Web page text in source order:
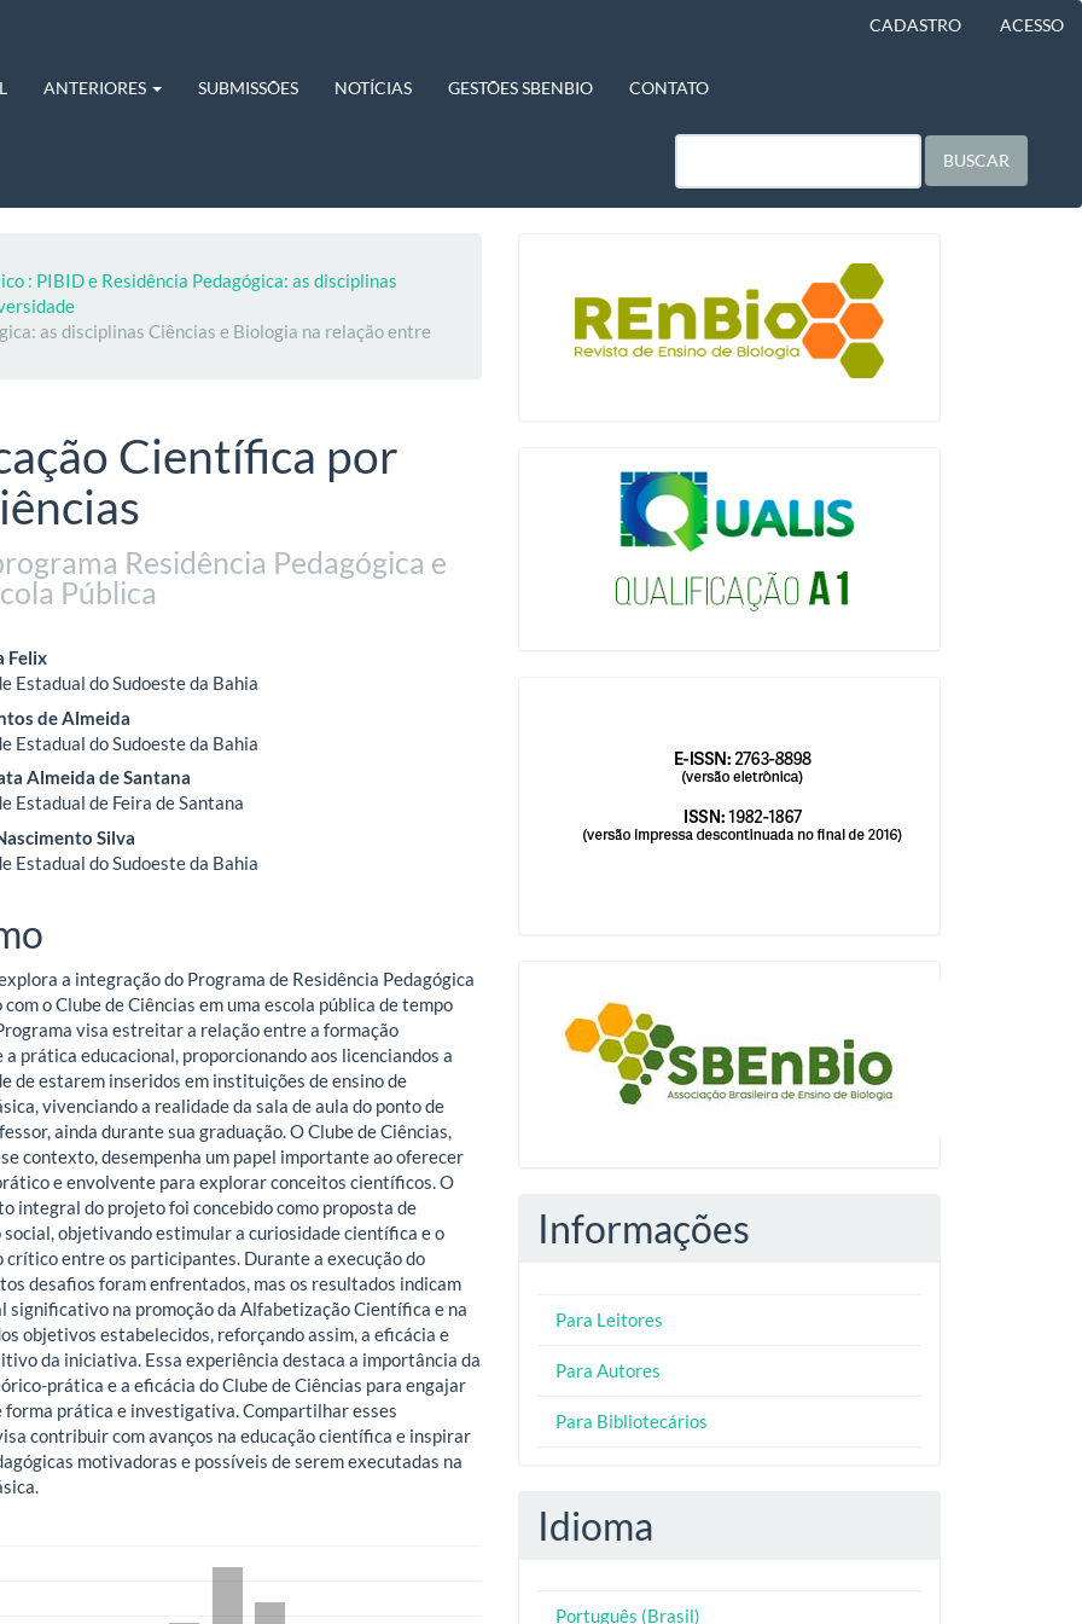
CADASTRO ACESSO
ANTERIORES SUBMISSÕES NOTÍCIAS GESTÕES SBENBIO CONTATO
BUSCAR
: PIBID e Residência Pedagógica: as disciplinas
as disciplinas Ciências e Biologia na relação entre
Científica por
Residência Pedagógica e
Pública
Felix
Estadual do Sudoeste da Bahia
de Almeida
Estadual do Sudoeste da Bahia
Almeida de Santana
Estadual de Feira de Santana
Silva
Estadual do Sudoeste da Bahia
a integração do Programa de Residência Pedagógica
o Clube de Ciências em uma escola pública de tempo
visa estreitar a relação entre a formação
a prática educacional, proporcionando aos licenciandos a
de estarem inseridos em instituições de ensino de
vivenciando a realidade da sala de aula do ponto de
ainda durante sua graduação. O Clube de Ciências,
contexto, desempenha um papel importante ao oferecer
e envolvente para explorar conceitos científicos. O
integral do projeto foi concebido como proposta de
objetivando estimular a curiosidade científica e o
crítico entre os participantes. Durante a execução do
desafios foram enfrentados, mas os resultados indicam
significativo na promoção da Alfabetização Científica e na
objetivos estabelecidos, reforçando assim, a eficácia e
da iniciativa. Essa experiência destaca a importância da
prática e a eficácia do Clube de Ciências para engajar
forma prática e investigativa. Compartilhar esses
contribuir com avanços na educação científica e inspirar
motivadoras e possíveis de serem executadas na
qualis
blocologosbenbio
Informações
Para Leitores
Para Autores
Para Bibliotecários
Idioma
Português (Brasil)